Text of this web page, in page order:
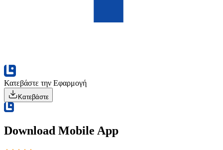
Κατεβάστε την Εφαρμογή
Κατεβάστε
Download Mobile App